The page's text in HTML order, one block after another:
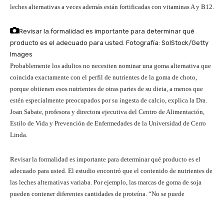
leches alternativas a veces además están fortificadas con vitaminas A y B12.
Revisar la formalidad es importante para determinar qué
producto es el adecuado para usted. Fotografía: SolStock/Getty
Images
Probablemente los adultos no necesiten nominar una goma alternativa que
coincida exactamente con el perfil de nutrientes de la goma de choto,
porque obtienen esos nutrientes de otras partes de su dieta, a menos que
estén especialmente preocupados por su ingesta de calcio, explica la Dra.
Joan Sabate, profesora y directora ejecutiva del Centro de Alimentación,
Estilo de Vida y Prevención de Enfermedades de la Universidad de Cerro
Linda.
Revisar la formalidad es importante para determinar qué producto es el
adecuado para usted. El estudio encontró que el contenido de nutrientes de
las leches alternativas variaba. Por ejemplo, las marcas de goma de soja
pueden contener diferentes cantidades de proteína. “No se puede